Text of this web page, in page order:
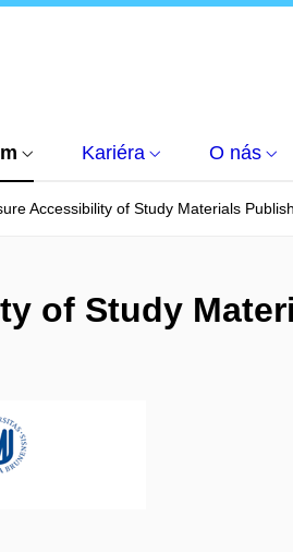
Kariéra O nás
Accessibility of Study Materials
of Study